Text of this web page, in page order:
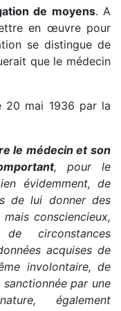
de moyens. A
en œuvre pour
se distingue de
que le médecin
20 mai 1936 par la
le médecin et son
, pour le
évidemment, de
de lui donner des
consciencieux,
circonstances
acquises de
involontaire, de
par une
également